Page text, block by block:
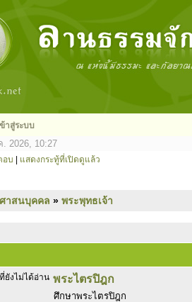
ข้าสู่ระบบ
2026, 10:27
อบ แสดงกระทู้ที่เปิดดูแล้ว
าสนบุคคล » พระพุทธเจ้า
พระไตรปิฎก
ศึกษาพระไตรปิฎก